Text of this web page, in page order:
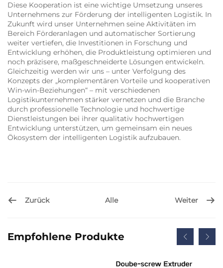
Diese Kooperation ist eine wichtige Umsetzung unseres
Unternehmens zur Förderung der intelligenten Logistik. In
Zukunft wird unser Unternehmen seine Aktivitäten im
Bereich Förderanlagen und automatischer Sortierung
weiter vertiefen, die Investitionen in Forschung und
Entwicklung erhöhen, die Produktleistung optimieren und
noch präzisere, maßgeschneiderte Lösungen entwickeln.
Gleichzeitig werden wir uns – unter Verfolgung des
Konzepts der „komplementären Vorteile und kooperativen
Win-win-Beziehungen“ – mit verschiedenen
Logistikunternehmen stärker vernetzen und die Branche
durch professionelle Technologie und hochwertige
Dienstleistungen bei ihrer qualitativ hochwertigen
Entwicklung unterstützen, um gemeinsam ein neues
Ökosystem der intelligenten Logistik aufzubauen.
Zurück Alle Weiter
Empfohlene Produkte